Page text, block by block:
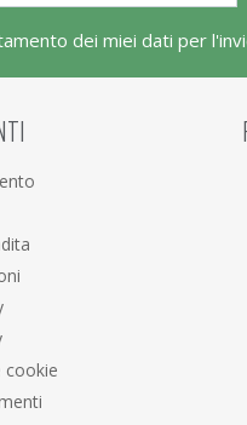
dei miei dati per
cookie